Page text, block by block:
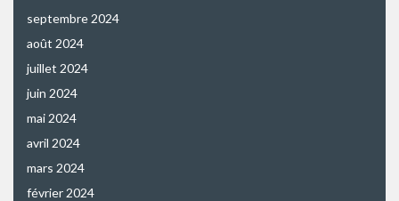
septembre 2024
août 2024
juillet 2024
juin 2024
mai 2024
avril 2024
mars 2024
février 2024